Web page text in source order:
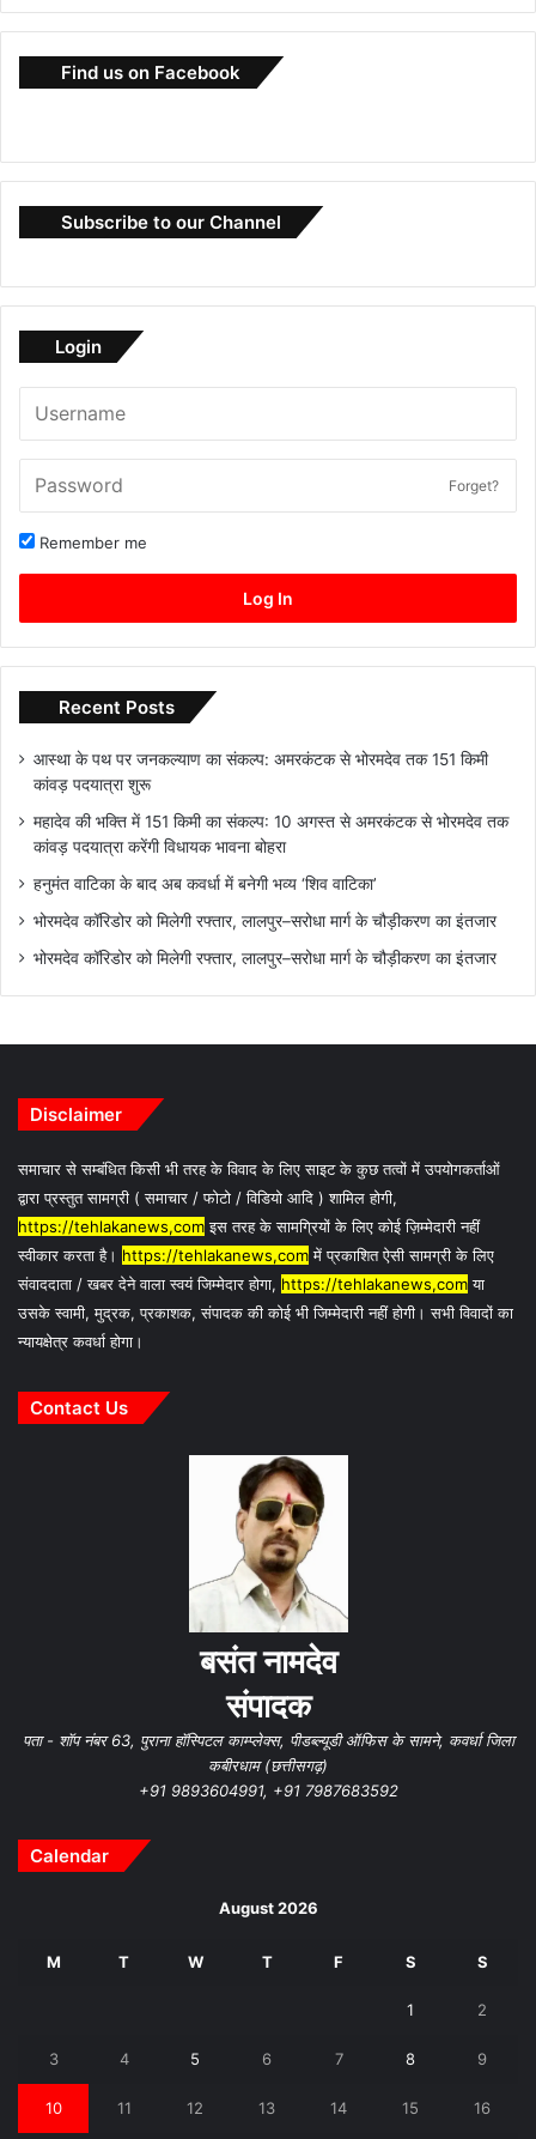
Find us on Facebook
Subscribe to our Channel
Login
Forget?
Remember me
Log In
Recent Posts
आस्था के पथ पर जनकल्याण का संकल्प: अमरकंटक से भोरमदेव तक 151 किमी
कांवड़ पदयात्रा शुरू
महादेव की भक्ति में 151 किमी का संकल्प: 10 अगस्त से अमरकंटक से भोरमदेव तक
कांवड़ पदयात्रा करेंगी विधायक भावना बोहरा
हनुमंत वाटिका के बाद अब कवर्धा में बनेगी भव्य ‘शिव वाटिका’
भोरमदेव कॉरिडोर को मिलेगी रफ्तार, लालपुर–सरोधा मार्ग के चौड़ीकरण का इंतजार
भोरमदेव कॉरिडोर को मिलेगी रफ्तार, लालपुर–सरोधा मार्ग के चौड़ीकरण का इंतजार
Disclaimer
समाचार से सम्बंधित किसी भी तरह के विवाद के लिए साइट के कुछ तत्वों में उपयोगकर्ताओं
द्वारा प्रस्तुत सामग्री ( समाचार / फोटो / विडियो आदि ) शामिल होगी,
https://tehlakanews,comइस तरह के सामग्रियों के लिए कोई ज़िम्मेदारी नहीं
स्वीकार करता है। https://tehlakanews,comमें प्रकाशित ऐसी सामग्री के लिए
संवाददाता / खबर देने वाला स्वयं जिम्मेदार होगा, https://tehlakanews,comया
उसके स्वामी, मुद्रक, प्रकाशक, संपादक की कोई भी जिम्मेदारी नहीं होगी। सभी विवादों का
न्यायक्षेत्र कवर्धा होगा।
Contact Us
बसंत नामदेव
संपादक
पता - शॉप नंबर 63, पुराना हॉस्पिटल काम्प्लेक्स, पीडब्ल्यूडी ऑफिस के सामने, कवर्धा जिला
कबीरधाम (छत्तीसगढ़)
+91 9893604991, +91 7987683592
Calendar
August 2026
M T W T F S S
1 2
3 4 5 6 7 8 9
10 11 12 13 14 15 16